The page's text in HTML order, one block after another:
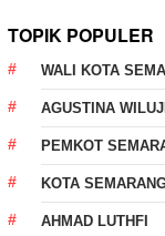
TOPIK POPULER
WALI KOTA
AGUSTINA
PEMKOT
KOTA
AHMAD LUTHFI